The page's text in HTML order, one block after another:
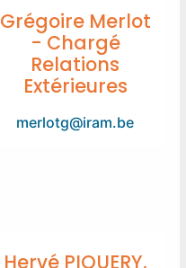
Grégoire Merlot
- Chargé
Relations
Extérieures
merlotg@iram.be
Hervé PIQUERY,